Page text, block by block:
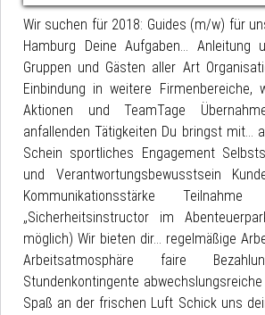
Wir suchen für 2018: Guides (m/w) für
Hamburg Deine Aufgaben… Anleitung
Gruppen und Gästen aller Art
Einbindung in weitere Firmenbereiche,
Aktionen und TeamTage
anfallenden Tätigkeiten Du bringst mit...
Schein sportliches Engagement
und Verantwortungsbewusstsein
Kommunikationsstärke
„Sicherheitsinstructor im
möglich) Wir bieten dir... regelmäßige
Arbeitsatmosphäre faire
Stundenkontingente
Spaß an der frischen Luft Schick uns